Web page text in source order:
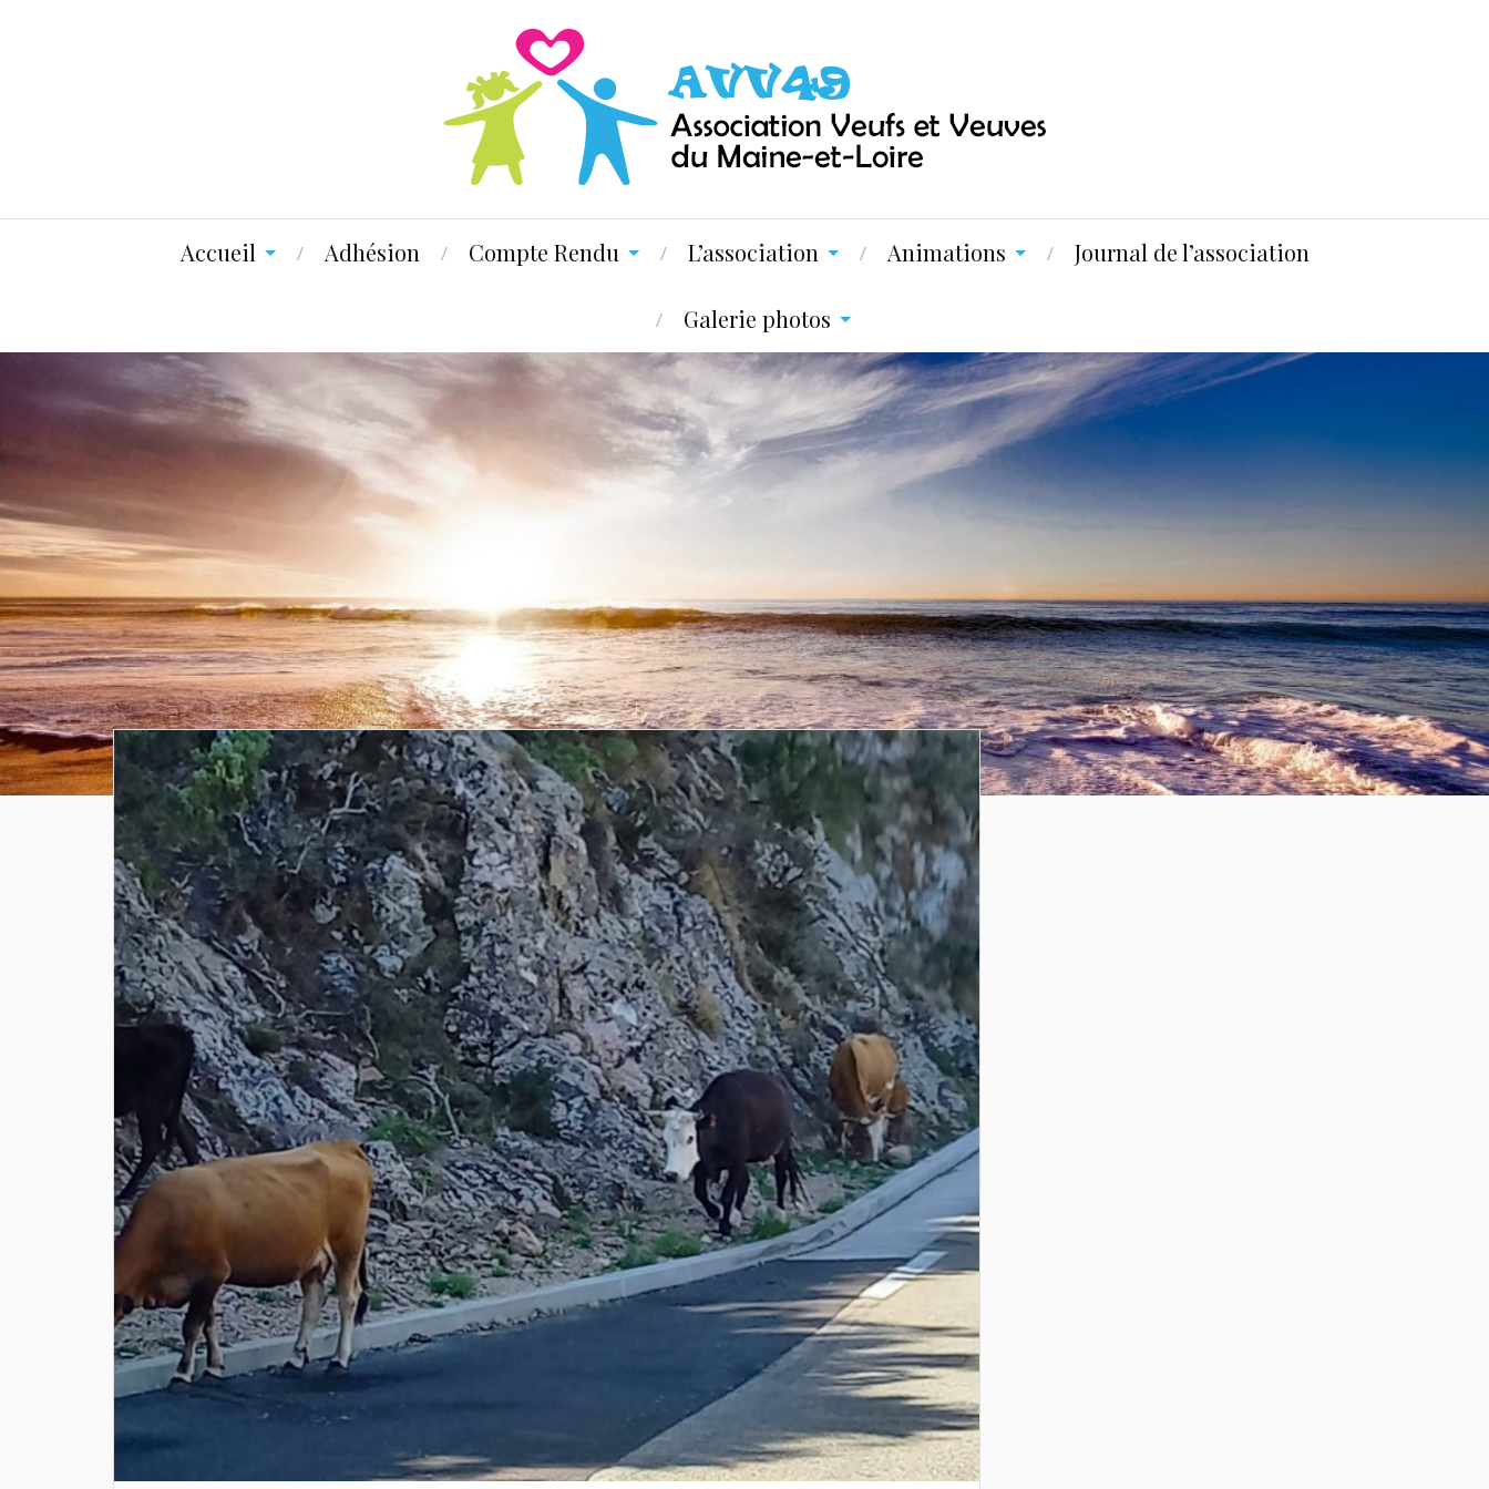
Accueil Adhésion Compte Rendu L’association Animations Journal de l’association
Galerie photos